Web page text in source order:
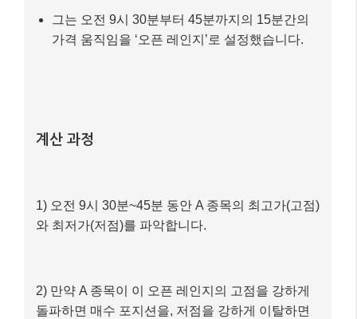
그는 오전 9시 30분부터 45분까지의 15분간의
가격 움직임을 ‘오픈 레인지’로 설정했습니다.
계산 과정
1) 오전 9시 30분~45분 동안 A 종목의 최고가(고점)
와 최저가(저점)를 파악합니다.
2) 만약 A 종목이 이 오픈 레인지의 고점을 강하게
돌파하면 매수 포지션을, 저점을 강하게 이탈하면